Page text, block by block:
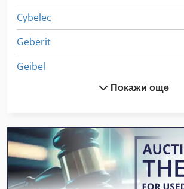
Cybelec
Geberit
Geibel
Goebel
Griesheim
Покажи още